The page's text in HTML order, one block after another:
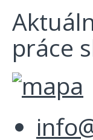
práce